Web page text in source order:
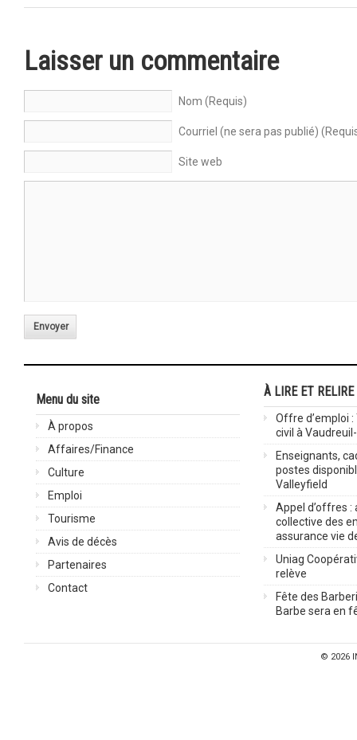
Laisser un commentaire
Nom (Requis)
Courriel (ne sera pas publié)
Site web
Envoyer
Menu du site
À propos
Affaires/Finance
Culture
Emploi
Tourisme
Avis de décès
Partenaires
Contact
À LIRE ET RELIRE
Offre d’emploi
civil à
Enseignants,
postes
Valleyfield
Appel d’offres :
collective des
assurance vie
Uniag
relève
Fête des
Barbe sera en
© 2026